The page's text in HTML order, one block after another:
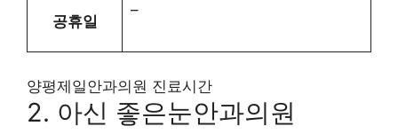
공휴일
–
양평제일안과의원 진료시간
2. 아신 좋은눈안과의원